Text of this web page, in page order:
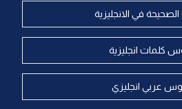
في الانجليزية
كلمات انجليزية
عربي انجليزي